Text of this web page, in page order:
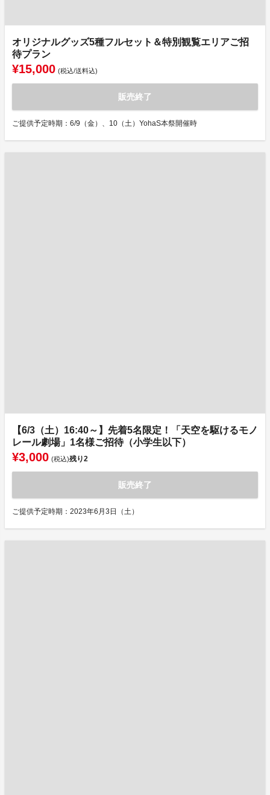
オリジナルグッズ5種フルセット＆特別観覧エリアご招
待プラン
¥15,000 (税込/送料込)
販売終了
ご提供予定時期：6/9（金）、10（土）YohaS本祭開催時
【6/3（土）16:40～】先着5名限定！「天空を駆けるモノ
レール劇場」1名様ご招待（小学生以下）
¥3,000 (税込)残り2
販売終了
ご提供予定時期：2023年6月3日（土）